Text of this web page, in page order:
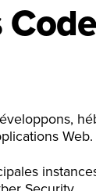
Code
Web.